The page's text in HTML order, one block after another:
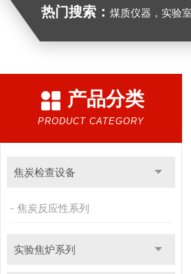
热门搜索： 煤质仪器，实验
产品分类
PRODUCT CATEGORY
焦炭检查设备
焦炭反应性系列
实验焦炉系列